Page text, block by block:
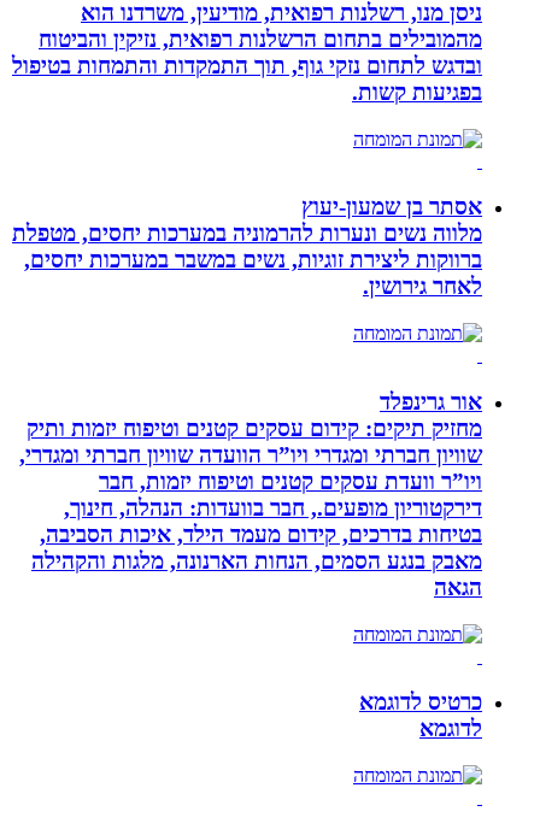
ניסן מנו, רשלנות רפואית, מודיעין, משרדנו הוא
מהמובילים בתחום הרשלנות רפואית, נזיקין והביטוח
ובדגש לתחום נזקי גוף, תוך התמקדות והתמחות בטיפול
בפגיעות קשות.
אסתר בן שמעון-יעוץ
מלווה נשים ונערות להרמוניה במערכות יחסים, מטפלת
ברווקות ליצירת זוגיות, נשים במשבר במערכות יחסים,
לאחר גירושין.
אור גרינפלד
מחזיק תיקים: קידום עסקים קטנים וטיפוח יזמות ותיק
שוויון חברתי ומגדרי ויו”ר הוועדה שוויון חברתי ומגדרי,
ויו”ר וועדת עסקים קטנים וטיפוח יזמות, חבר
דירקטוריון מופעים., חבר בוועדות: הנהלה, חינוך,
בטיחות בדרכים, קידום מעמד הילד, איכות הסביבה,
מאבק בנגע הסמים, הנחות הארנונה, מלגות והקהילה
כרטיס לדוגמא
לדוגמא